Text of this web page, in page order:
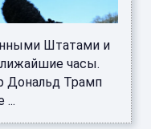
Штатами и
часы.
Дональд Трамп
...